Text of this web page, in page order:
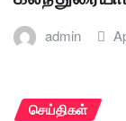
admin
செய்திகள்